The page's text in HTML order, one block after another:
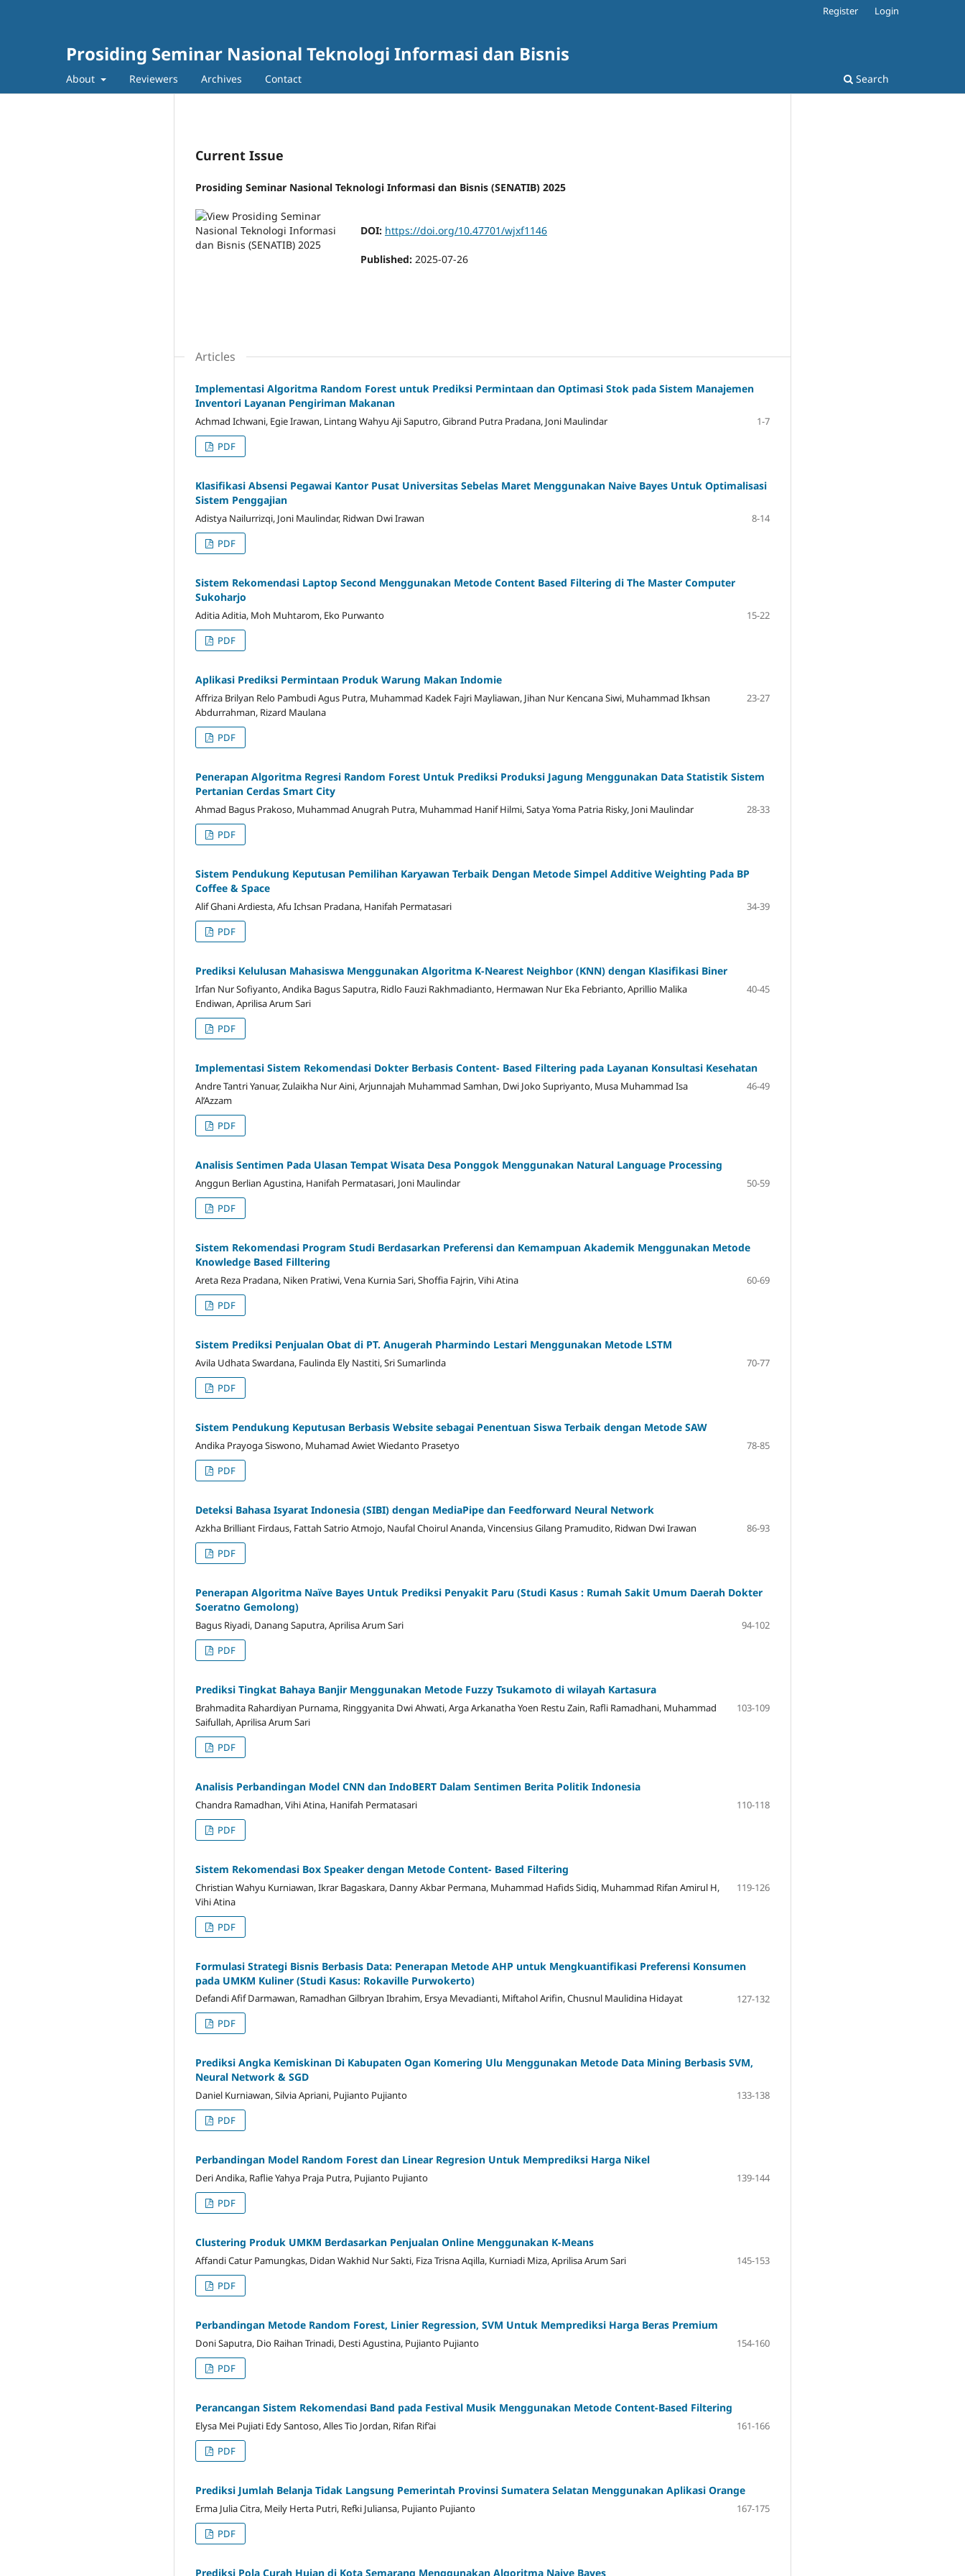
Prosiding Seminar Nasional Teknologi Informasi dan Bisnis
About Reviewers Archives Contact Search
Register Login
Current Issue
Prosiding Seminar Nasional Teknologi Informasi dan Bisnis (SENATIB) 2025
DOI: https://doi.org/10.47701/wjxf1146
Published: 2025-07-26
Articles
Implementasi Algoritma Random Forest untuk Prediksi Permintaan dan Optimasi Stok pada Sistem Manajemen
Inventori Layanan Pengiriman Makanan
Achmad Ichwani, Egie Irawan, Lintang Wahyu Aji Saputro, Gibrand Putra Pradana, Joni Maulindar
1-7
PDF
Klasifikasi Absensi Pegawai Kantor Pusat Universitas Sebelas Maret Menggunakan Naive Bayes Untuk Optimalisasi
Sistem Penggajian
Adistya Nailurrizqi, Joni Maulindar, Ridwan Dwi Irawan
8-14
PDF
Sistem Rekomendasi Laptop Second Menggunakan Metode Content Based Filtering di The Master Computer
Sukoharjo
Aditia Aditia, Moh Muhtarom, Eko Purwanto
15-22
PDF
Aplikasi Prediksi Permintaan Produk Warung Makan Indomie
Affriza Brilyan Relo Pambudi Agus Putra, Muhammad Kadek Fajri Mayliawan, Jihan Nur Kencana Siwi, Muhammad Ikhsan
Abdurrahman, Rizard Maulana
23-27
PDF
Penerapan Algoritma Regresi Random Forest Untuk Prediksi Produksi Jagung Menggunakan Data Statistik Sistem
Pertanian Cerdas Smart City
Ahmad Bagus Prakoso, Muhammad Anugrah Putra, Muhammad Hanif Hilmi, Satya Yoma Patria Risky, Joni Maulindar
28-33
PDF
Sistem Pendukung Keputusan Pemilihan Karyawan Terbaik Dengan Metode Simpel Additive Weighting Pada BP
Coffee & Space
Alif Ghani Ardiesta, Afu Ichsan Pradana, Hanifah Permatasari
34-39
PDF
Prediksi Kelulusan Mahasiswa Menggunakan Algoritma K-Nearest Neighbor (KNN) dengan Klasifikasi Biner
Irfan Nur Sofiyanto, Andika Bagus Saputra, Ridlo Fauzi Rakhmadianto, Hermawan Nur Eka Febrianto, Aprillio Malika
Endiwan, Aprilisa Arum Sari
40-45
PDF
Implementasi Sistem Rekomendasi Dokter Berbasis Content- Based Filtering pada Layanan Konsultasi Kesehatan
Andre Tantri Yanuar, Zulaikha Nur Aini, Arjunnajah Muhammad Samhan, Dwi Joko Supriyanto, Musa Muhammad Isa
Al’Azzam
46-49
PDF
Analisis Sentimen Pada Ulasan Tempat Wisata Desa Ponggok Menggunakan Natural Language Processing
Anggun Berlian Agustina, Hanifah Permatasari, Joni Maulindar
50-59
PDF
Sistem Rekomendasi Program Studi Berdasarkan Preferensi dan Kemampuan Akademik Menggunakan Metode
Knowledge Based Filltering
Areta Reza Pradana, Niken Pratiwi, Vena Kurnia Sari, Shoffia Fajrin, Vihi Atina
60-69
PDF
Sistem Prediksi Penjualan Obat di PT. Anugerah Pharmindo Lestari Menggunakan Metode LSTM
Avila Udhata Swardana, Faulinda Ely Nastiti, Sri Sumarlinda
70-77
PDF
Sistem Pendukung Keputusan Berbasis Website sebagai Penentuan Siswa Terbaik dengan Metode SAW
Andika Prayoga Siswono, Muhamad Awiet Wiedanto Prasetyo
78-85
PDF
Deteksi Bahasa Isyarat Indonesia (SIBI) dengan MediaPipe dan Feedforward Neural Network
Azkha Brilliant Firdaus, Fattah Satrio Atmojo, Naufal Choirul Ananda, Vincensius Gilang Pramudito, Ridwan Dwi Irawan
86-93
PDF
Penerapan Algoritma Naïve Bayes Untuk Prediksi Penyakit Paru (Studi Kasus : Rumah Sakit Umum Daerah Dokter
Soeratno Gemolong)
Bagus Riyadi, Danang Saputra, Aprilisa Arum Sari
94-102
PDF
Prediksi Tingkat Bahaya Banjir Menggunakan Metode Fuzzy Tsukamoto di wilayah Kartasura
Brahmadita Rahardiyan Purnama, Ringgyanita Dwi Ahwati, Arga Arkanatha Yoen Restu Zain, Rafli Ramadhani, Muhammad
Saifullah, Aprilisa Arum Sari
103-109
PDF
Analisis Perbandingan Model CNN dan IndoBERT Dalam Sentimen Berita Politik Indonesia
Chandra Ramadhan, Vihi Atina, Hanifah Permatasari
110-118
PDF
Sistem Rekomendasi Box Speaker dengan Metode Content- Based Filtering
Christian Wahyu Kurniawan, Ikrar Bagaskara, Danny Akbar Permana, Muhammad Hafids Sidiq, Muhammad Rifan Amirul H,
Vihi Atina
119-126
PDF
Formulasi Strategi Bisnis Berbasis Data: Penerapan Metode AHP untuk Mengkuantifikasi Preferensi Konsumen
pada UMKM Kuliner (Studi Kasus: Rokaville Purwokerto)
Defandi Afif Darmawan, Ramadhan Gilbryan Ibrahim, Ersya Mevadianti, Miftahol Arifin, Chusnul Maulidina Hidayat
127-132
PDF
Prediksi Angka Kemiskinan Di Kabupaten Ogan Komering Ulu Menggunakan Metode Data Mining Berbasis SVM,
Neural Network & SGD
Daniel Kurniawan, Silvia Apriani, Pujianto Pujianto
133-138
PDF
Perbandingan Model Random Forest dan Linear Regresion Untuk Memprediksi Harga Nikel
Deri Andika, Raflie Yahya Praja Putra, Pujianto Pujianto
139-144
PDF
Clustering Produk UMKM Berdasarkan Penjualan Online Menggunakan K-Means
Affandi Catur Pamungkas, Didan Wakhid Nur Sakti, Fiza Trisna Aqilla, Kurniadi Miza, Aprilisa Arum Sari
145-153
PDF
Perbandingan Metode Random Forest, Linier Regression, SVM Untuk Memprediksi Harga Beras Premium
Doni Saputra, Dio Raihan Trinadi, Desti Agustina, Pujianto Pujianto
154-160
PDF
Perancangan Sistem Rekomendasi Band pada Festival Musik Menggunakan Metode Content-Based Filtering
Elysa Mei Pujiati Edy Santoso, Alles Tio Jordan, Rifan Rif’ai
161-166
PDF
Prediksi Jumlah Belanja Tidak Langsung Pemerintah Provinsi Sumatera Selatan Menggunakan Aplikasi Orange
Erma Julia Citra, Meily Herta Putri, Refki Juliansa, Pujianto Pujianto
167-175
PDF
Prediksi Pola Curah Hujan di Kota Semarang Menggunakan Algoritma Naive Bayes